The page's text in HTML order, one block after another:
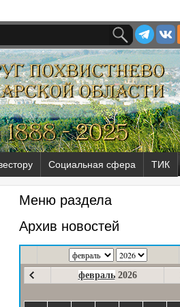
Социальная сфера ТИК
Меню раздела
Архив новостей
февраль 2026